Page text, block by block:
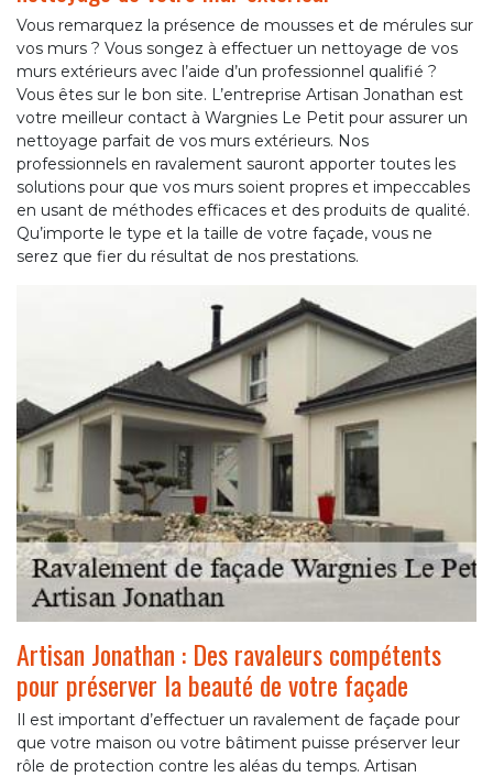
Vous remarquez la présence de mousses et de mérules sur
vos murs ? Vous songez à effectuer un nettoyage de vos
murs extérieurs avec l’aide d’un professionnel qualifié ?
Vous êtes sur le bon site. L’entreprise Artisan Jonathan est
votre meilleur contact à Wargnies Le Petit pour assurer un
nettoyage parfait de vos murs extérieurs. Nos
professionnels en ravalement sauront apporter toutes les
solutions pour que vos murs soient propres et impeccables
en usant de méthodes efficaces et des produits de qualité.
Qu’importe le type et la taille de votre façade, vous ne
serez que fier du résultat de nos prestations.
Artisan Jonathan : Des ravaleurs compétents
pour préserver la beauté de votre façade
Il est important d’effectuer un ravalement de façade pour
que votre maison ou votre bâtiment puisse préserver leur
rôle de protection contre les aléas du temps. Artisan